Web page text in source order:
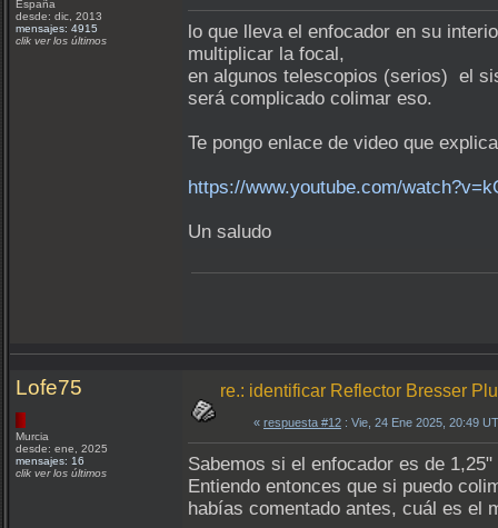
España
desde: dic, 2013
mensajes: 4915
clik ver los últimos
lo que lleva el enfocador en su
multiplicar la focal,
en algunos telescopios (serios) el
será complicado colimar eso.
Te pongo enlace de video que
https://www.youtube.com/
Un saludo
Lofe75
Murcia
desde: ene, 2025
mensajes: 16
clik ver los últimos
re.: identificar Reflector Bresser
« respuesta #12 : Vie, 24 Ene 2025, 20:49
Sabemos si el enfocador es de
Entiendo entonces que si puedo
habías comentado antes, cuál es el